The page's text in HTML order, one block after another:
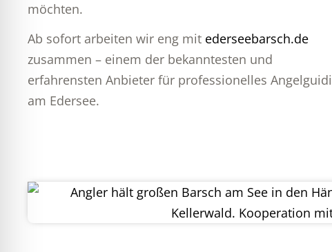
möchten.
Ab sofort arbeiten wir eng mit ederseebarsch.de
zusammen – einem der bekanntesten und
erfahrensten Anbieter für professionelles
am Edersee.